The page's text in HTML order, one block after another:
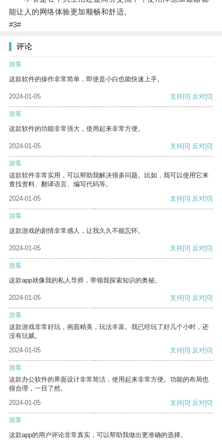
能让人的网络体验更加顺畅和舒适。
#3#
评论
游客
这款软件的操作非常简单，即使是小白也能快速上手。
2024-01-05 支持[0] 反对[0]
游客
这款软件的功能非常强大，使用起来非常方便。
2024-01-05 支持[0] 反对[0]
游客
这款软件非常实用，可以帮助我解决很多问题。比如，我可以使用它来
查找资料、翻译语言、编写代码等。
2024-01-05
支持[0] 反对[0]
游客
这款游戏的剧情非常感人，让我久久不能忘怀。
2024-01-05 支持[0] 反对[0]
游客
这款app就像我的私人导师，带领我探索知识的奥秘。
2024-01-05 支持[0] 反对[0]
游客
这款游戏非常好玩，画面精美，玩法丰富。我已经玩了好几个小时，还
没有玩腻。
2024-01-05
支持[0] 反对[0]
游客
这款办公软件的界面设计非常简洁，使用起来非常方便。功能的布局也
很合理，一目了然。
2024-01-05
支持[0] 反对[0]
游客
这款app的用户评论非常真实，可以帮助我做出更准确的选择。